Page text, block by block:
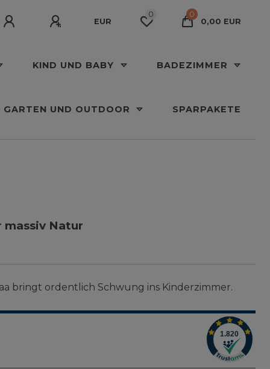
EUR
0
0
0,00 EUR
KIND UND BABY BADEZIMMER
GARTEN UND OUTDOOR SPARPAKETE
Natur
bringt ordentlich Schwung ins Kinderzimmer.